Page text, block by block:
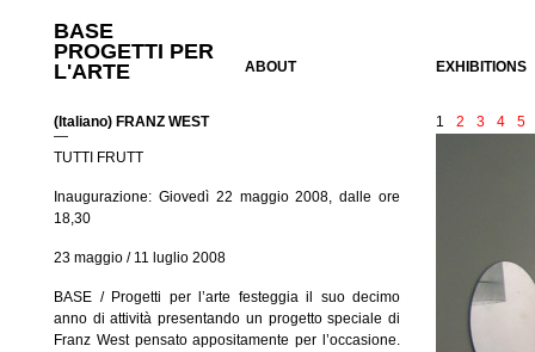
BASE
PROGETTI PER
L'ARTE
ABOUT EXHIBITIONS
1 2 3 4 5
(Italiano) FRANZ WEST
—
TUTTI FRUTT
Inaugurazione: Giovedì 22 maggio 2008, dalle ore
18,30
23 maggio / 11 luglio 2008
BASE / Progetti per l’arte festeggia il suo decimo
anno di attività presentando un progetto speciale di
Franz West pensato appositamente per l’occasione.